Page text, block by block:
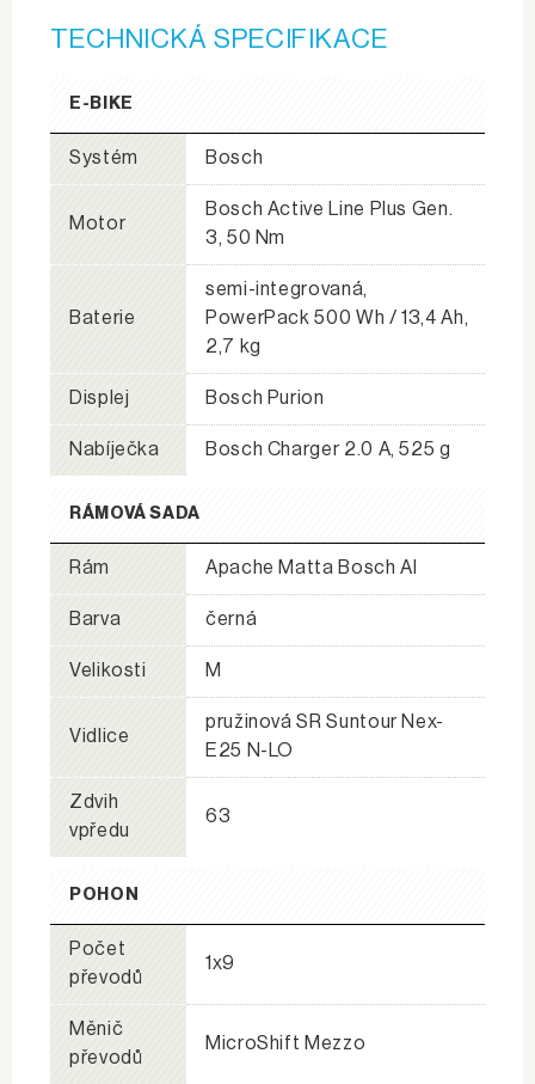
TECHNICKÁ SPECIFIKACE
E-BIKE
Systém Bosch
Motor
Bosch Active Line Plus Gen.
3, 50 Nm
Baterie
semi-integrovaná,
PowerPack 500 Wh / 13,4 Ah,
2,7 kg
Displej Bosch Purion
Nabíječka Bosch Charger 2.0 A, 525 g
RÁMOVÁ SADA
Rám Apache Matta Bosch Al
Barva černá
Velikosti M
Vidlice
pružinová SR Suntour Nex-
E25 N-LO
Zdvih
vpředu
63
POHON
Počet
převodů
1x9
Měnič
převodů
MicroShift Mezzo